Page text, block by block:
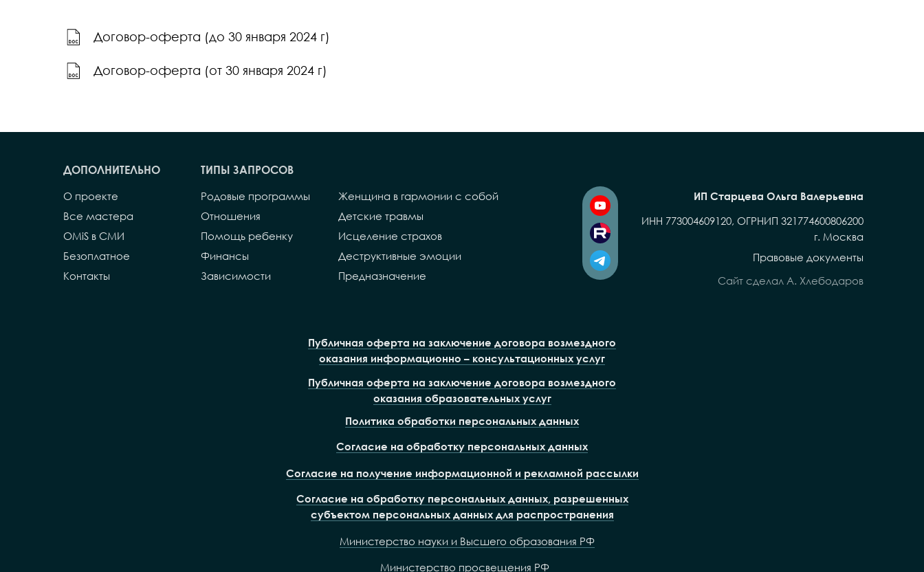
Договор-оферта (до 30 января 2024 г)
Договор-оферта (от 30 января 2024 г)
О проекте
Безоплатное
Контакты
ДОПОЛНИТЕЛЬНО
Родовые программы
Отношения
Помощь ребенку
Финансы
ТИПЫ ЗАПРОСОВ
Женщина в гармонии с собой
Детские травмы
Исцеление страхов
Деструктивные эмоции
Зависимости
Публичная оферта на заключение договора возмездного
оказания информационно – консультационных услуг
Публичная оферта на заключение договора возмездного
оказания образовательных услуг
Политика обработки персональных данных
Согласие на обработку персональных данных
Согласие на получение информационной и рекламной рассылки
Согласие на обработку персональных данных, разрешенных
субъектом персональных данных для распространения
Министерство науки и Высшего образования РФ
Министерство просвещения РФ
OMiS в СМИ
Сайт сделал А. Хлебодаров
Правовые документы
ИНН 773004609120, ОГРНИП 321774600806200
г. Москва
ИП Старцева Ольга Валерьевна
Предназначение
Все мастера